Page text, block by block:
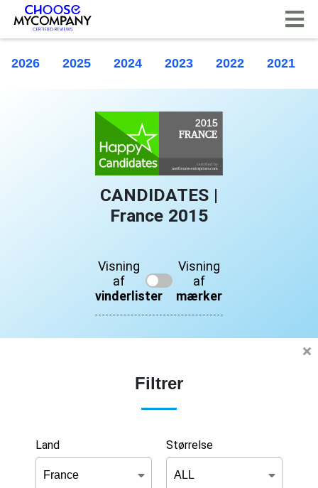
2026 2025 2024 2023 2022 2021
CANDIDATES |
France 2015
Visning
af
vinderlister
Visning
af
mærker
Filtrer
Land Størrelse
CCookie-styringspanel